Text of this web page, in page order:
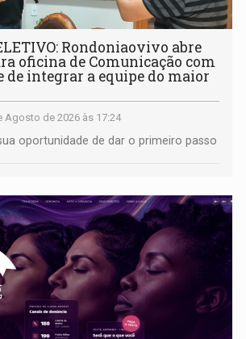
Rondoniaovivo abre
oficina de Comunicação com
de integrar a equipe do maior
Agosto de 2026 às 17:24
oportunidade de dar o primeiro passo